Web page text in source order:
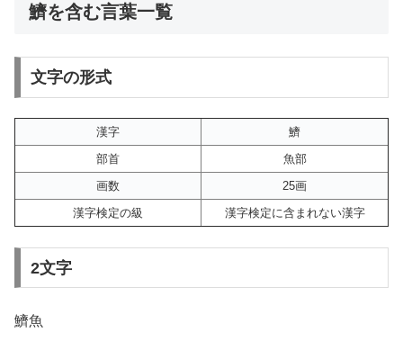
鱭を含む言葉一覧
文字の形式
漢字
鱭
部首
魚部
画数
25画
漢字検定の級
漢字検定に含まれない漢字
2文字
鱭魚